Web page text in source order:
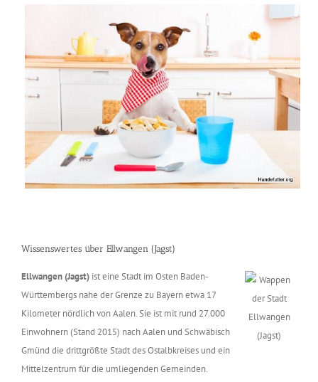
Wissenswertes über Ellwangen (Jagst)
Ellwangen (Jagst) ist eine Stadt im Osten Baden-
Württembergs nahe der Grenze zu Bayern etwa 17
Kilometer nördlich von Aalen. Sie ist mit rund 27.000
Einwohnern (Stand 2015) nach Aalen und Schwäbisch
Gmünd die drittgrößte Stadt des Ostalbkreises und ein
Mittelzentrum für die umliegenden Gemeinden.